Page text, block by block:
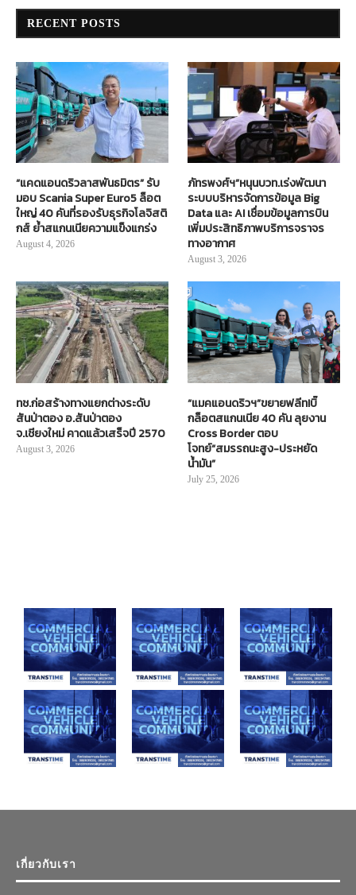
RECENT POSTS
“แคดแอนดริวลาสพันธมิตร” รับ
มอบ Scania Super Euro5 ล็อต
ใหญ่ 40 คันที่รองรับธุรกิจโลจิสติ
กส์ ย้ำสแกนเนียความแข็งแกร่ง
August 4, 2026
ภัทรพงศ์ฯ”หนุนบวท.เร่งพัฒนา
ระบบบริหารจัดการข้อมูล Big
Data และ AI เชื่อมข้อมูลการบิน
เพิ่มประสิทธิภาพบริการจราจร
ทางอากาศ
August 3, 2026
ทช.ก่อสร้างทางแยกต่างระดับ
สันป่าตอง อ.สันป่าตอง
จ.เชียงใหม่ คาดแล้วเสร็จปี 2570
August 3, 2026
“แมคแอนดริวฯ”ขยายฟลีท!บิ๊
กล็อตสแกนเนีย 40 คัน ลุยงาน
Cross Border ตอบ
โจทย์“สมรรถนะสูง-ประหยัด
น้ำมัน”
July 25, 2026
เกี่ยวกับเรา